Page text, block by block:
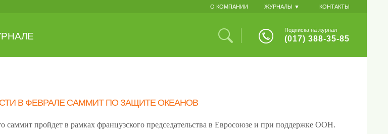
О КОМПАНИИ ЖУРНАЛЫ ▼ КОНТАКТЫ
Подписка на журнал
(017) 388-35-85
В ФЕВРАЛЕ САММИТ ПО ЗАЩИТЕ ОКЕАНОВ
пройдет в рамках французского председательства в Евросоюзе и при поддержке ООН.